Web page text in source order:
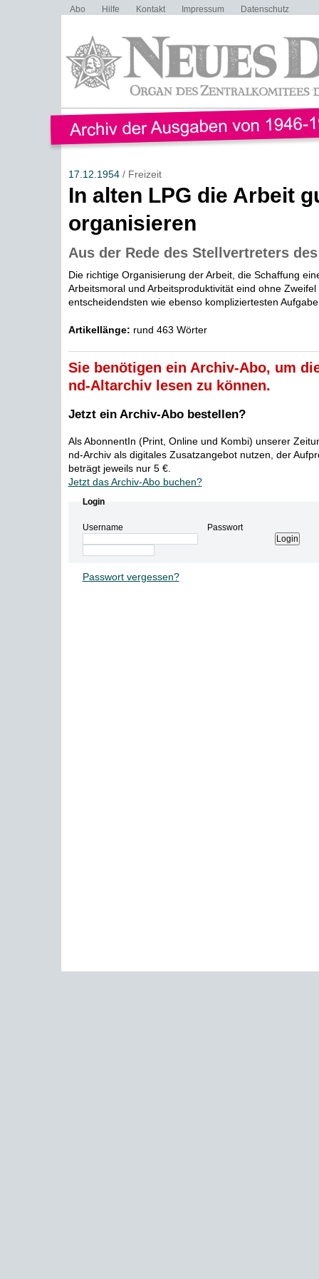
Abo Hilfe Kontakt Impressum Datenschutz
17.12.1954/ Freizeit
In alten LPG die Arbeit
organisieren
Aus der Rede des Stellvertreters
Die richtige Organisierung der Arbeit, die Schaffung
Arbeitsmoral und Arbeitsproduktivität eind ohne Zweifel
entscheidendsten wie ebenso kompliziertesten
Artikellänge: rund 463 Wörter
Sie benötigen ein Archiv-Abo, um
nd-Altarchiv lesen zu können.
Jetzt ein Archiv-Abo bestellen?
Als AbonnentIn (Print, Online und Kombi) unserer
nd-Archiv als digitales Zusatzangebot nutzen, der
beträgt jeweils nur 5 €.
Jetzt das Archiv-Abo buchen?
Login
Username Passwort
Passwort vergessen?